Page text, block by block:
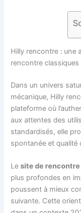
Hilly rencontre : une
rencontre classiques
Dans un univers
mécanique, Hilly
plateforme où
aux attentes des
standardisés, elle
spontanée et qualité
Lesite de rencontre
plus profondes en
poussent à mieux
suivante. Cette